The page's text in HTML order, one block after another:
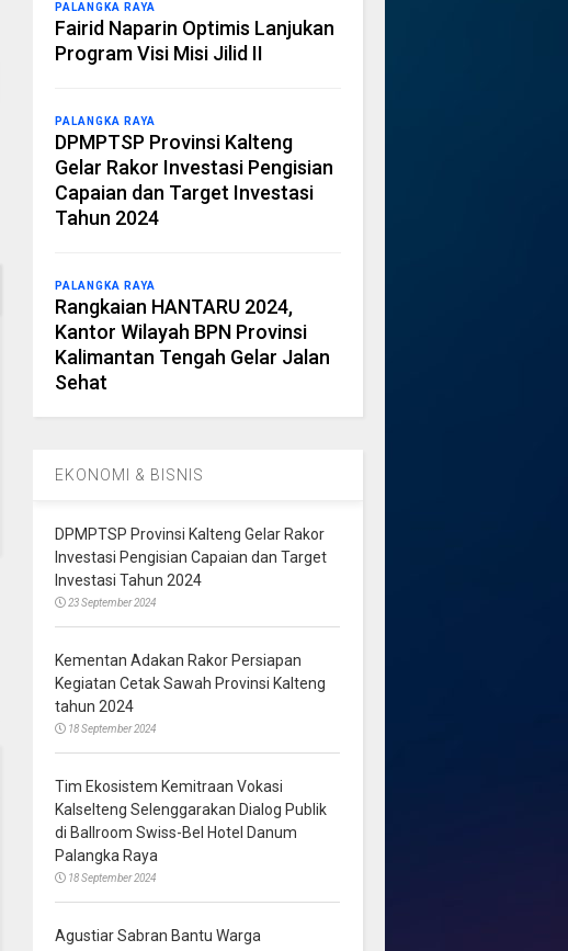
PALANGKA RAYA
Fairid Naparin Optimis Lanjukan
Program Visi Misi Jilid II
PALANGKA RAYA
DPMPTSP Provinsi Kalteng
Gelar Rakor Investasi Pengisian
Capaian dan Target Investasi
Tahun 2024
PALANGKA RAYA
Rangkaian HANTARU 2024,
Kantor Wilayah BPN Provinsi
Kalimantan Tengah Gelar Jalan
Sehat
EKONOMI & BISNIS
DPMPTSP Provinsi Kalteng Gelar Rakor
Investasi Pengisian Capaian dan Target
Investasi Tahun 2024
23 September 2024
Kementan Adakan Rakor Persiapan
Kegiatan Cetak Sawah Provinsi Kalteng
tahun 2024
18 September 2024
Tim Ekosistem Kemitraan Vokasi
Kalselteng Selenggarakan Dialog Publik
di Ballroom Swiss-Bel Hotel Danum
Palangka Raya
18 September 2024
Agustiar Sabran Bantu Warga